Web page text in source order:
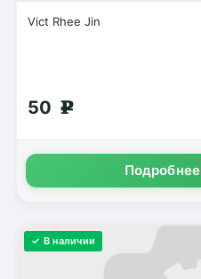
Vict Rhee Jin
50 g
Подробнее
✓ В наличии